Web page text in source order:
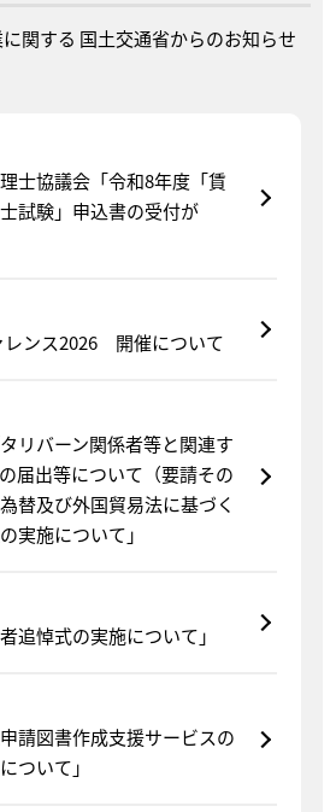
関する 国土交通省からのお知らせ
士協議会「令和8年度「賃
試験」申込書の受付が
レンス2026 開催について
リバーン関係者等と関連す
届出等について（要請その
替及び外国貿易法に基づく
実施について」
追悼式の実施について」
請図書作成支援サービスの
ついて」